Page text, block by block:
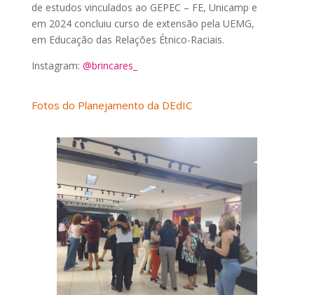
de estudos vinculados ao GEPEC – FE, Unicamp e
em 2024 concluiu curso de extensão pela UEMG,
em Educação das Relações Étnico-Raciais.
Instagram: @brincares_
Fotos do Planejamento da DEdIC